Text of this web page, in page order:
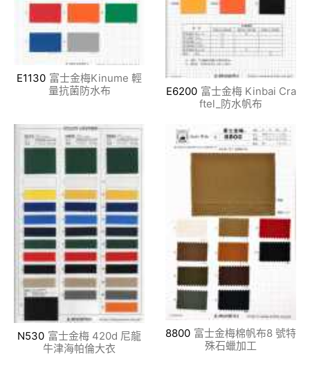
E1130 富士金梅Kinume 輕
量抗菌防水布
E6200 富士金梅 Kinbai Cra
ftel_防水帆布
N530 富士金梅 420d 尼龍
牛津海帕倫大衣
8800 富士金梅棉帆布8 號特
殊石蠟加工